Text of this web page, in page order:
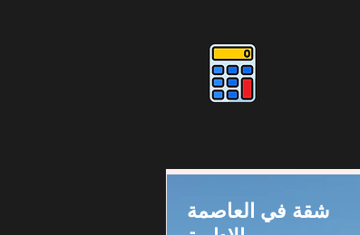
شقة في العاصمة